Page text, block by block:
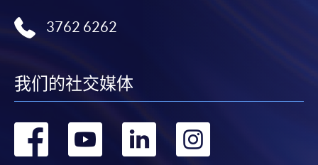
3762 6262
我们的社交媒体
转 转 转 转